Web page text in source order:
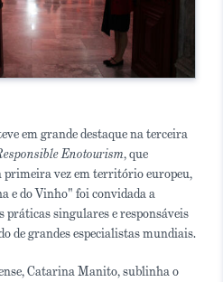
em grande destaque na terceira
Enotourism, que
primeira vez em território europeu,
e do Vinho" foi convidada a
singulares e responsáveis
de grandes especialistas mundiais.
Catarina Manito, sublinha o